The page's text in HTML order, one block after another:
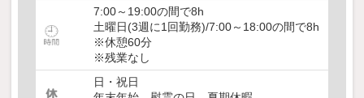
7:00～19:00の間で8h
土曜日(3週に1回勤務)/7:00～18:00の間で8h
※休憩60分
※残業なし
日・祝日